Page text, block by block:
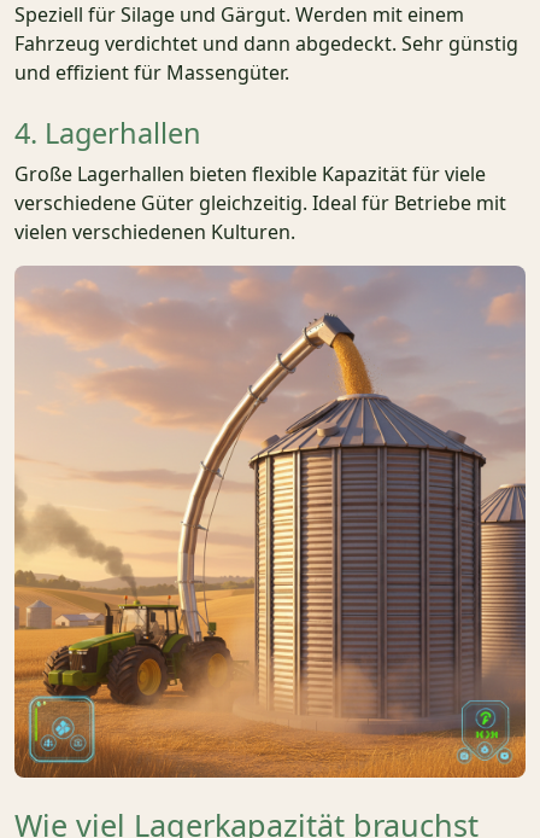
Speziell für Silage und Gärgut. Werden mit einem
Fahrzeug verdichtet und dann abgedeckt. Sehr günstig
und effizient für Massengüter.
4. Lagerhallen
Große Lagerhallen bieten flexible Kapazität für viele
verschiedene Güter gleichzeitig. Ideal für Betriebe mit
vielen verschiedenen Kulturen.
Wie viel Lagerkapazität brauchst